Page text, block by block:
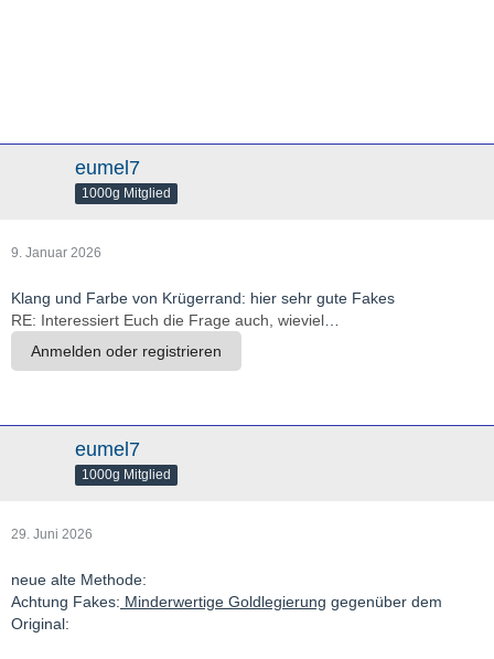
eumel7
1000g Mitglied
9. Januar 2026
Klang und Farbe von Krügerrand: hier sehr gute Fakes
RE: Interessiert Euch die Frage auch, wieviel
Anmelden oder registrieren
eumel7
1000g Mitglied
29. Juni 2026
neue alte Methode:
Achtung Fakes: Minderwertige Goldlegierung gegenüber dem
Original: